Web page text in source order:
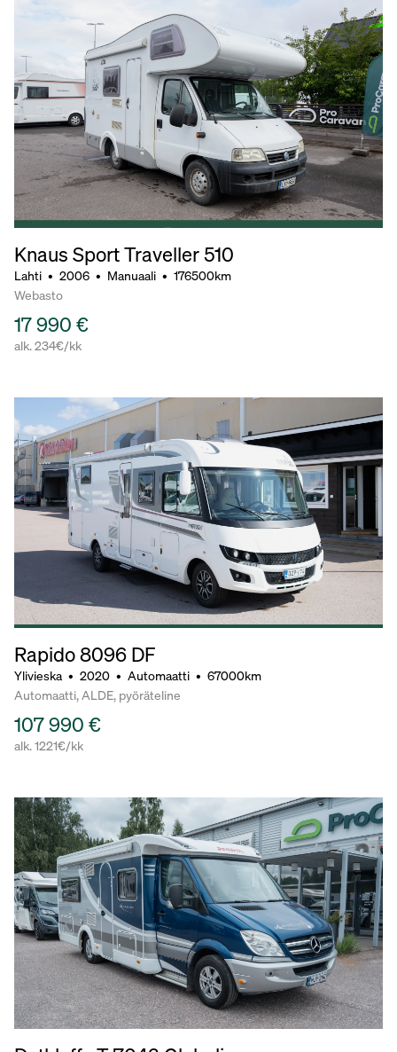
Knaus Sport Traveller 510
Lahti • 2006 • Manuaali • 176500km
Webasto
17 990 €
alk. 234€/kk
Rapido 8096 DF
Ylivieska • 2020 • Automaatti • 67000km
Automaatti, ALDE, pyöräteline
107 990 €
alk. 1221€/kk